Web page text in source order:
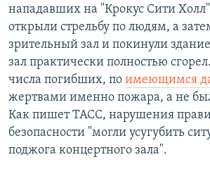
нападавших на "Крокус Сити
открыли стрельбу по людям, а
зрительный зал и покинули
зал практически полностью
числа погибших, по имеющимся
жертвами именно пожара, а не
Как пишет ТАСС, нарушения
безопасности "могли усугубить
поджога концертного зала".